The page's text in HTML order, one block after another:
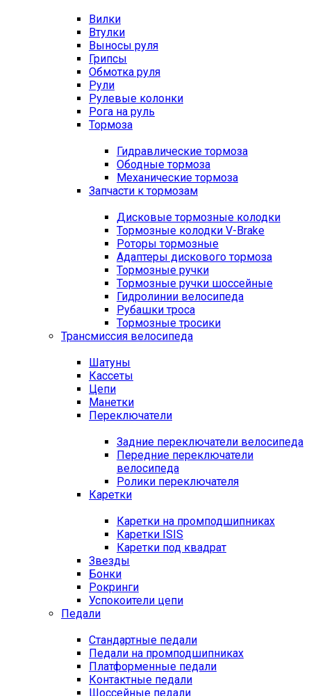
Вилки
Втулки
Выносы руля
Грипсы
Обмотка руля
Рули
Рулевые колонки
Рога на руль
Тормоза
Гидравлические тормоза
Ободные тормоза
Механические тормоза
Запчасти к тормозам
Дисковые тормозные колодки
Тормозные колодки V-Brake
Роторы тормозные
Адаптеры дискового тормоза
Тормозные ручки
Тормозные ручки шоссейные
Гидролинии велосипеда
Рубашки троса
Тормозные тросики
Трансмиссия велосипеда
Шатуны
Кассеты
Цепи
Манетки
Переключатели
Задние переключатели велосипеда
Передние переключатели
велосипеда
Ролики переключателя
Каретки
Каретки на промподшипниках
Каретки ISIS
Каретки под квадрат
Звезды
Бонки
Рокринги
Успокоители цепи
Педали
Стандартные педали
Педали на промподшипниках
Платформенные педали
Контактные педали
Шоссейные педали